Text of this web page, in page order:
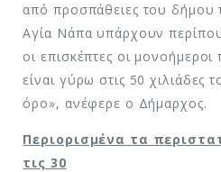
από προσπάθειες του δήμου
Αγία Νάπα υπάρχουν περίπου
οι επισκέπτες οι
είναι γύρω στις 50 χιλιάδες
όρο», ανέφερε ο Δήμαρχος.
Περιορισμένα τα
τις 30